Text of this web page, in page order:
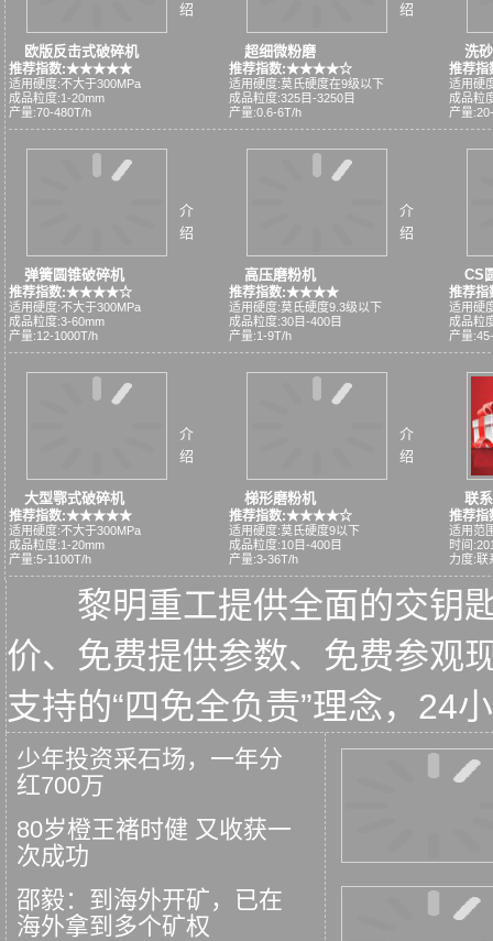
欧版反击式破碎机
推荐指数:★★★★★
适用硬度:不大于300MPa
成品粒度:1-20mm
产量:70-480T/h
绍
超细微粉磨
推荐指数:★★★★☆
适用硬度:莫氏硬度在9级以下
成品粒度:325目-3250目
产量:0.6-6T/h
绍
洗
推荐
适用硬
成品粒
产量
弹簧圆锥破碎机
推荐指数:★★★★☆
适用硬度:不大于300MPa
成品粒度:3-60mm
产量:12-1000T/h
介
绍
高压磨粉机
推荐指数:★★★★
适用硬度:莫氏硬度9.3级以下
成品粒度:30目-400目
产量:1-9T/h
介
绍
CS
推荐
适用硬
成品粒
产量
大型鄂式破碎机
推荐指数:★★★★★
适用硬度:不大于300MPa
成品粒度:1-20mm
产量:5-1100T/h
介
绍
梯形磨粉机
推荐指数:★★★★☆
适用硬度:莫氏硬度9以下
成品粒度:10目-400目
产量:3-36T/h
介
绍
联
推荐
适用范
时间
力度:联
黎明重工提供全面的交钥
价、免费提供参数、免费参观
支持的“四免全负责”理念，24
少年投资采石场，一年分
红700万
80岁橙王褚时健 又收获一
次成功
邵毅：到海外开矿，已在
海外拿到多个矿权